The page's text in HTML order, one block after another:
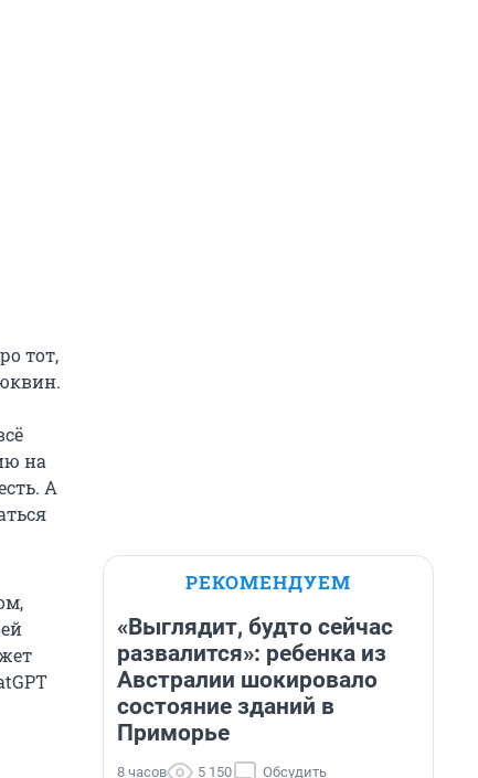
тот,
на
А
РЕКОМЕНДУЕМ
«Выглядит, будто сейчас
развалится»: ребенка из
Австралии шокировало
состояние зданий в
Приморье
8 часов 5 150 Обсудить